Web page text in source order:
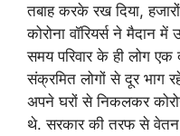
तबाह करके रख दिया,
कोरोना वॉरियर्स ने मैदान
समय परिवार के ही लोग
संक्रमित लोगों से दूर भाग
अपने घरों से निकलकर
थे. सरकार की तरफ से वेतन